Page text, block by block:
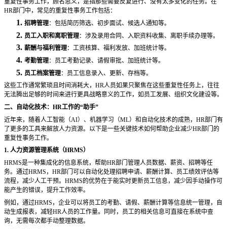
重复性事务工作，顾名思义，是指那些需要反复进行、没有太多变化的任务。在
HR部门中，常见的重复性事务工作包括：
1. 招聘管理：包括简历筛选、初步面试、候选人通知等。
2. 员工入职和离职管理：涉及录用合同、入职资料收集、离职手续办理等。
3. 薪酬与福利管理：工资核算、福利发放、加班统计等。
4. 考勤管理：员工考勤记录、请假审批、加班统计等。
5. 员工档案管理：员工信息录入、更新、存档等。
这些工作通常繁琐且时间消耗大， HR人员如果只聚焦在这些重复性任务上，往往
无法腾出足够的时间来进行更具战略意义的工作，如员工发展、组织文化建设等。
二、自动化技术： HR工作的“助手”
近年来，随着人工智能（AI）、机器学习（ML）和自动化技术的成熟，HR部门有
了更多的工具来解放人力资源。以下是一些关键技术如何帮助企业减少HR部门的
重复性事务工作。
1. 人力资源管理系统（HRMS）
HRMS是一种集成化的信息系统，帮助HR部门管理人员数据、薪资、招聘等任
务。通过HRMS，HR部门可以自动化处理招聘申请、薪酬计算、员工绩效评估等
流程，减少人工干预。HRMS的优势在于能实时更新员工信息，减少因手动操作可
能产生的错误，提升工作效率。
例如，通过HRMS，企业可以将员工的考勤、请假、薪酬计算等信息统一管理，自
动生成报表，减轻HR人员的工作量。同时，员工的相关信息可直接在系统中查
询，无需每次都手动整理数据。